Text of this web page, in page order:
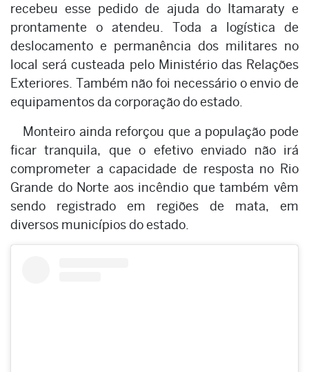
recebeu esse pedido de ajuda do Itamaraty e
prontamente o atendeu. Toda a logística de
deslocamento e permanência dos militares no
local será custeada pelo Ministério das Relações
Exteriores. Também não foi necessário o envio de
equipamentos da corporação do estado.
Monteiro ainda reforçou que a população pode
ficar tranquila, que o efetivo enviado não irá
comprometer a capacidade de resposta no Rio
Grande do Norte aos incêndio que também vêm
sendo registrado em regiões de mata, em
diversos municípios do estado.